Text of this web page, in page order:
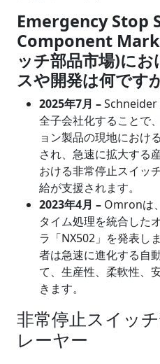
Emergency Stop
Component
ッチ部品市場)に
スや開発は何です
2025年7月 –Schneider
全子会社化することで
ョン製品の現地におけ
され、急速に拡大する
おける非常停止スイッ
給が支援されます。
2023年4月 – Omronは
タイム処理を統合した
ラ「NX502」を発表し
者は急速に進化する自
て、生産性、柔軟性、
きます。
非常停止スイッ
レーヤー